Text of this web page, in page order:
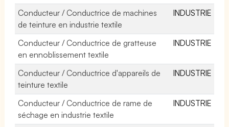
Conducteur / Conductrice de machines
de teinture en industrie textile
INDUSTRIE
Conducteur / Conductrice de gratteuse
en ennoblissement textile
INDUSTRIE
Conducteur / Conductrice d'appareils de
teinture textile
INDUSTRIE
Conducteur / Conductrice de rame de
séchage en industrie textile
INDUSTRIE